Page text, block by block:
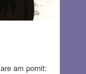
am pornit: